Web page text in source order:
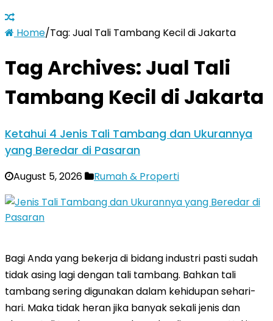
Home/Tag: Jual Tali Tambang Kecil di Jakarta
Tag Archives: Jual Tali
Tambang Kecil di Jakarta
Ketahui 4 Jenis Tali Tambang dan Ukurannya
yang Beredar di Pasaran
August 5, 2026 Rumah & Properti
Bagi Anda yang bekerja di bidang industri pasti sudah
tidak asing lagi dengan tali tambang. Bahkan tali
tambang sering digunakan dalam kehidupan sehari-
hari. Maka tidak heran jika banyak sekali jenis dan